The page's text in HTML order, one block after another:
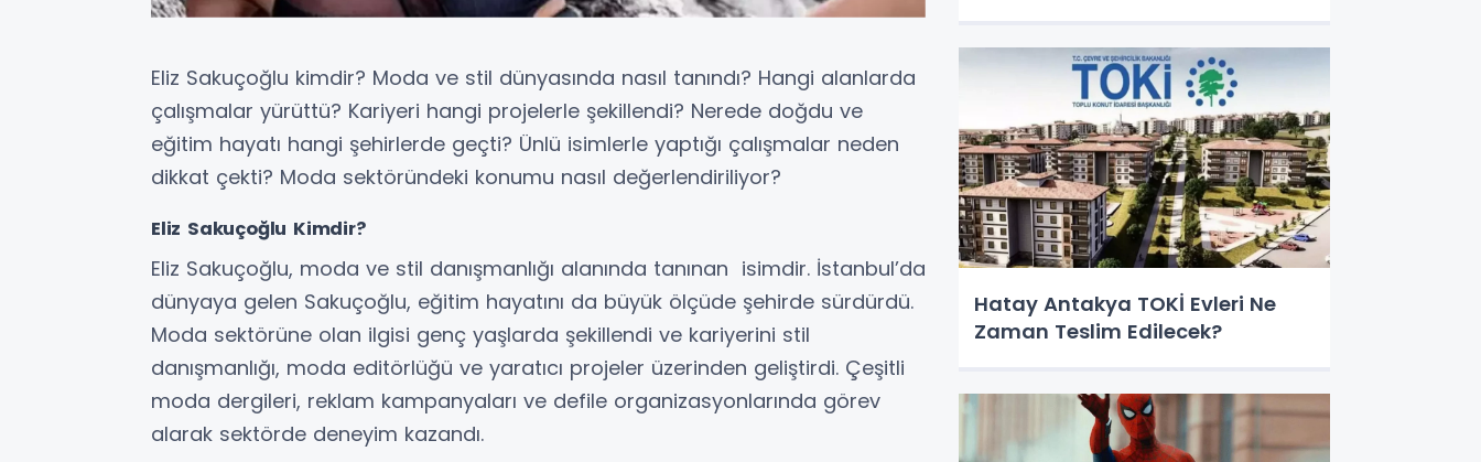
Eliz Sakuçoğlu kimdir? Moda ve stil dünyasında nasıl tanındı? Hangi alanlarda
çalışmalar yürüttü? Kariyeri hangi projelerle şekillendi? Nerede doğdu ve
eğitim hayatı hangi şehirlerde geçti? Ünlü isimlerle yaptığı çalışmalar neden
dikkat çekti? Moda sektöründeki konumu nasıl değerlendiriliyor?
Eliz Sakuçoğlu Kimdir?
Eliz Sakuçoğlu, moda ve stil danışmanlığı alanında tanınan isimdir. İstanbul’da
dünyaya gelen Sakuçoğlu, eğitim hayatını da büyük ölçüde şehirde sürdürdü.
Moda sektörüne olan ilgisi genç yaşlarda şekillendi ve kariyerini stil
danışmanlığı, moda editörlüğü ve yaratıcı projeler üzerinden geliştirdi. Çeşitli
moda dergileri, reklam kampanyaları ve defile organizasyonlarında görev
alarak sektörde deneyim kazandı.
Hatay Antakya TOKİ Evleri Ne
Zaman Teslim Edilecek?